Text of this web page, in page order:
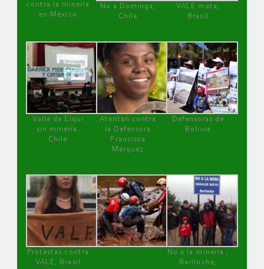
contra la minería
en México
No a Dominga,
Chile
VALE mata,
Brasil
Valle de Elqui
sin minería.
Chile
Atentan contra
la Defensora
Francisca
Márquez
Defensoras de
Bolivia
Protestas contra
VALE, Brasil
No a la minería ,
Bariloche,